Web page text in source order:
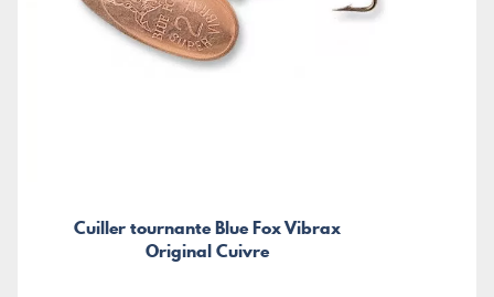
Cuiller tournante Blue Fox Vibrax
Original Cuivre